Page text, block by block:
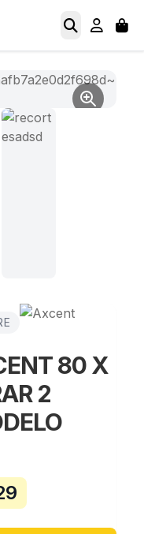
80 X
2